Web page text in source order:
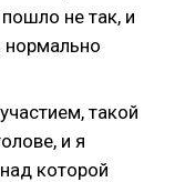
не так, и
такой
и я
которой